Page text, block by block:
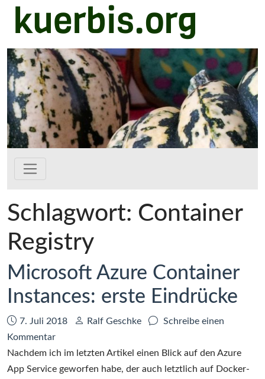
Zum Hauptinhalt springen
kuerbis.org
Schlagwort: Container
Registry
Microsoft Azure Container
Instances: erste Eindrücke
Datum:
7. Juli 2018 Autor:
Ralf Geschke
Schreibe einen
Kommentarzu
Microsoft
Azure
Nachdem ich im letzten Artikel einen Blick auf den Azure
App Service geworfen habe, der auch letztlich auf Docker-